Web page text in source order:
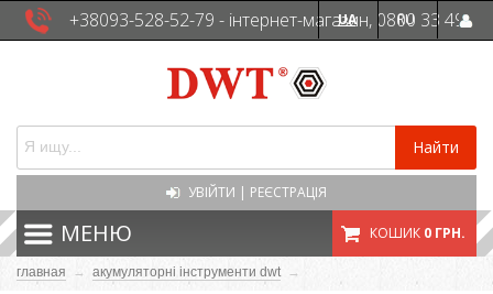
+38093-528-52-79 - інтернет-магазин, 0800 33 49
UA RU
Найти
УВІЙТИ | РЕЄСТРАЦІЯ
МЕНЮ КОШИК 0 ГРН.
главная → акумуляторні інструменти dwt →